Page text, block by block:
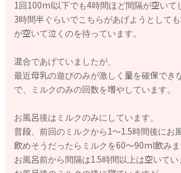
1回100ml以下でも4時間ほど間隔が空いて
3時間半ぐらいでこちらがあげようとして
が空いて泣くのを待っています。
混合であげていましたが、
最近母乳の遊びのみが激しく量を確保でき
で、ミルクのみの回数を増やしています。
お風呂後はミルクのみにしています。
普段、前回のミルクから1〜1.5時間後にお
飲めそうだったらミルクを60〜90ml飲みま
お風呂前から間隔は1.5時間以上は空いてい